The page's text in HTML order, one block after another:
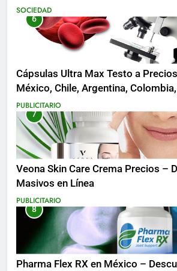
SOCIEDAD
6
Cápsulas Ultra Max Testo a
México, Chile, Argentina,
Costa Rica y Más
PUBLICITARIO
7
Veona Skin Care Crema Precios –
Masivos en Línea
PUBLICITARIO
8
Pharma Flex RX en México –